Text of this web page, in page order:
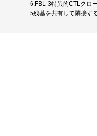
6.FBL-3特異的CTLクロ
5残基を共有して隣接す